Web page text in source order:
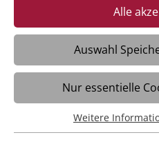
13.11.2025
Infoabend
Ehrenamtliche
Alle
Auswahl
Nur essentielle
Essentiell
Essentielle Cookies werden
Weitere